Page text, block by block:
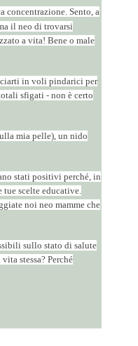
concentrazione. Sento, a
il neo di trovarsi
a vita! Bene o male
in voli pindarici per
sfigati - non è certo
mia pelle), un nido
stati positivi perché, in
tue scelte educative.
noi neo mamme che
sullo stato di salute
stessa? Perché